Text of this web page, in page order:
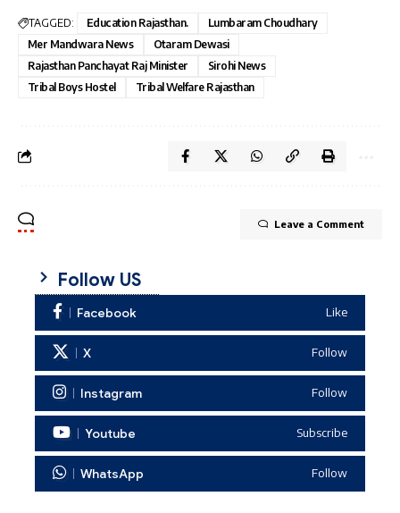
TAGGED: Education Rajasthan.
Lumbaram Choudhary
Mer Mandwara News
Otaram Dewasi
Rajasthan Panchayat Raj Minister
Sirohi News
Tribal Boys Hostel
Tribal Welfare Rajasthan
Leave a Comment
Follow US
Facebook Like
X Follow
Instagram Follow
Youtube Subscribe
WhatsApp Follow